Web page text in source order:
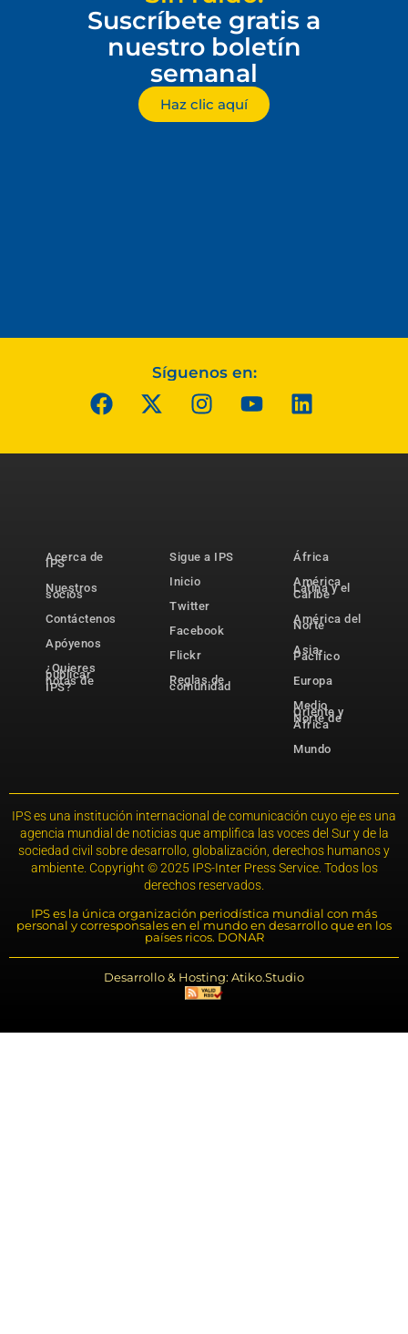
Suscríbete gratis a
nuestro boletín
semanal
Haz clic aquí
Síguenos en:
Acerca de
IPS
Nuestros
socios
Contáctenos
Apóyenos
¿Quieres
publicar
notas de
IPS?
Sigue a IPS
Inicio
Twitter
Facebook
Flickr
Reglas de
comunidad
África
América
Latina y el
Caribe
América del
Norte
Asia-
Pacífico
Europa
Medio
Oriente y
Norte de
África
Mundo
IPS es una institución internacional de comunicación cuyo eje es una
agencia mundial de noticias que amplifica las voces del Sur y de la
sociedad civil sobre desarrollo, globalización, derechos humanos y
ambiente. Copyright © 2025 IPS-Inter Press Service. Todos los
derechos reservados.
IPS es la única organización periodística mundial con más
personal y corresponsales en el mundo en desarrollo que en los
países ricos. DONAR
Desarrollo & Hosting: Atiko.Studio